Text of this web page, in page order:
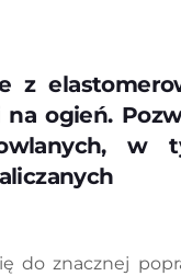
z
ogień.
w
do znacznej